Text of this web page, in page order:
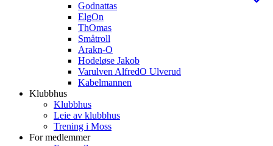
Godnattas
ElgOn
ThOmas
Småtroll
Arakn-O
Hodeløse Jakob
Varulven AlfredO Ulverud
Kabelmannen
Klubbhus
Klubbhus
Leie av klubbhus
Trening i Moss
For medlemmer